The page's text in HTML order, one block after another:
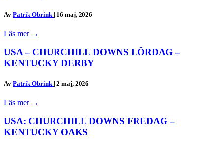
Av Patrik Obrink | 16 maj, 2026
Läs mer →
USA – CHURCHILL DOWNS LÖRDAG –
KENTUCKY DERBY
Av Patrik Obrink | 2 maj, 2026
Läs mer →
USA: CHURCHILL DOWNS FREDAG –
KENTUCKY OAKS